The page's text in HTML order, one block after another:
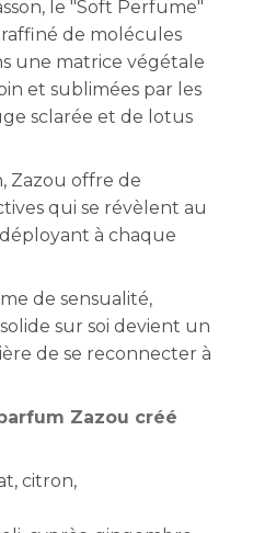
le "Soft Perfume"
de molécules
une matrice végétale
et sublimées par les
sclarée et de lotus
Zazou offre de
qui se révèlent au
à chaque
de sensualité,
sur soi devient un
de se reconnecter à
Zazou créé
citron,